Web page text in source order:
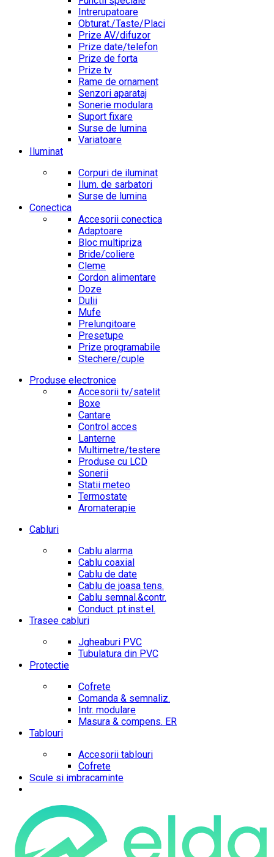
Intrerupatoare
Obturat./Taste/Placi
Prize AV/difuzor
Prize date/telefon
Prize de forta
Prize tv
Rame de ornament
Senzori aparataj
Sonerie modulara
Suport fixare
Surse de lumina
Variatoare
Iluminat
Corpuri de iluminat
Ilum. de sarbatori
Surse de lumina
Conectica
Accesorii conectica
Adaptoare
Bloc multipriza
Bride/coliere
Cleme
Cordon alimentare
Doze
Dulii
Mufe
Prelungitoare
Presetupe
Prize programabile
Stechere/cuple
Produse electronice
Accesorii tv/satelit
Boxe
Cantare
Control acces
Lanterne
Multimetre/testere
Produse cu LCD
Sonerii
Statii meteo
Termostate
Aromaterapie
Cabluri
Cablu alarma
Cablu coaxial
Cablu de date
Cablu de joasa tens.
Cablu semnal.&contr.
Conduct. pt.inst.el.
Trasee cabluri
Jgheaburi PVC
Tubulatura din PVC
Protectie
Cofrete
Comanda & semnaliz.
Intr. modulare
Masura & compens. ER
Tablouri
Accesorii tablouri
Cofrete
Scule si imbracaminte